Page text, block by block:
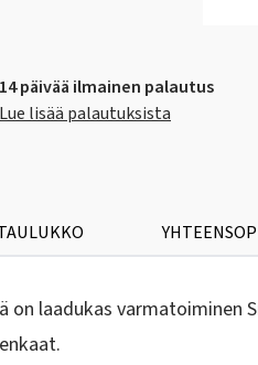
14 päivää ilmainen palautus
Lue lisää palautuksista
laadukas varmatoiminen